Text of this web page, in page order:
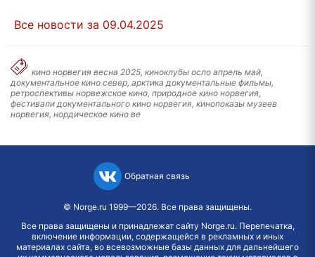
Все новости за 09.04.2025
кино норвегия весна 2025, киноклубы осло апрель май,
документальное кино север, арктика документальные фильмы,
ретроспективы норвежское кино, природное кино норвегия,
фестивали документального кино норвегия, кинопоказы музеев
норвегия, нордическое кино ве
Обратная связь
© Norge.ru 1999—2026. Все права защищены.
Все права защищены и принадлежат сайту Norge.ru. Перепечатка,
включение информации, содержащейся в рекламных и иных
материалах сайта, во всевозможные базы данных для дальнейшего